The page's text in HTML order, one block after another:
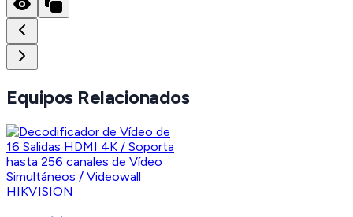
Equipos Relacionados
HIKVISION